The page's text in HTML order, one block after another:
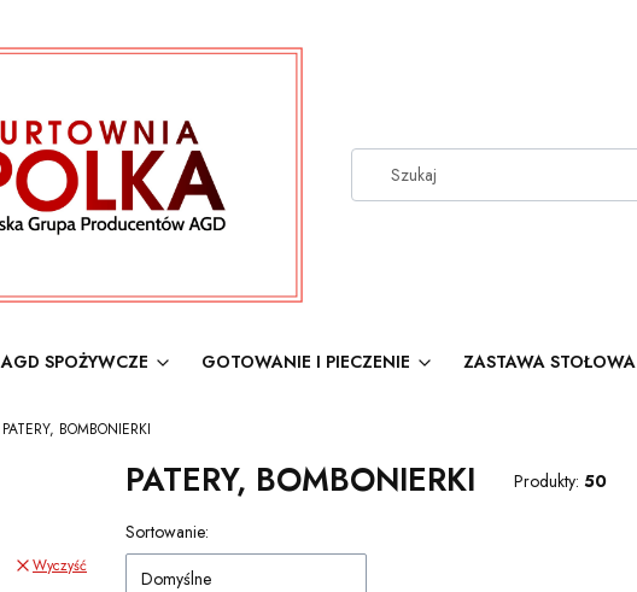
AGD SPOŻYWCZE GOTOWANIE I PIECZENIE ZASTAWA STOŁOWA
PATERY, BOMBONIERKI
Wyczyść
PATERY, BOMBONIERKI Produkty: 50
Lista produktów
Sortowanie:
Domyślne